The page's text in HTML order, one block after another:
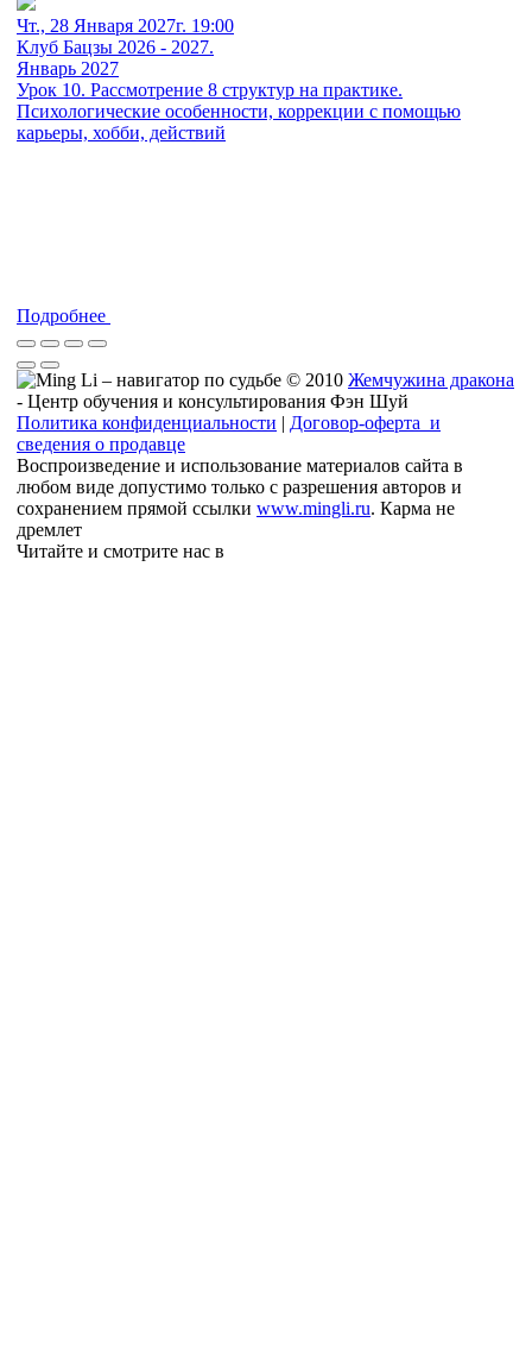
Чт., 28 Января 2027г. 19:00
Клуб Бацзы 2026 - 2027.
Январь 2027
Урок 10. Рассмотрение 8 структур на практике.
Психологические особенности, коррекции с помощью
карьеры, хобби, действий
Подробнее
© 2010 Жемчужина дракона
- Центр обучения и консультирования Фэн Шуй
Политика конфиденциальности | Договор-оферта и
сведения о продавце
Воспроизведение и использование материалов сайта в
любом виде допустимо только с разрешения авторов и
сохранением прямой ссылки www.mingli.ru. Карма не
дремлет
Читайте и смотрите нас в